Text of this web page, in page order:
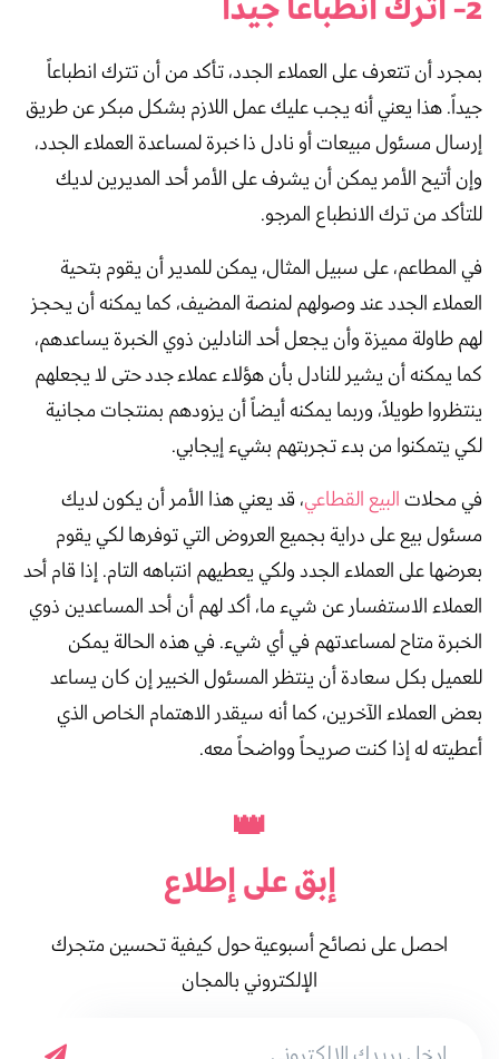
بمجرد أن تتعرف على العملاء الجدد، تأكد من أن تترك انطباعاً
جيداً. هذا يعني أنه يجب عليك عمل اللازم بشكل مبكر عن طريق
إرسال مسئول مبيعات أو نادل ذا خبرة لمساعدة العملاء الجدد،
وإن أتيح الأمر يمكن أن يشرف على الأمر أحد المديرين لديك
للتأكد من ترك الانطباع المرجو.
في المطاعم، على سبيل المثال، يمكن للمدير أن يقوم بتحية
العملاء الجدد عند وصولهم لمنصة المضيف، كما يمكنه أن يحجز
لهم طاولة مميزة وأن يجعل أحد النادلين ذوي الخبرة يساعدهم،
كما يمكنه أن يشير للنادل بأن هؤلاء عملاء جدد حتى لا يجعلهم
ينتظروا طويلاً، وربما يمكنه أيضاً أن يزودهم بمنتجات مجانية
لكي يتمكنوا من بدء تجربتهم بشيء إيجابي.
في محلاتالبيع القطاعي، قد يعني هذا الأمر أن يكون لديك
مسئول بيع على دراية بجميع العروض التي توفرها لكي يقوم
بعرضها على العملاء الجدد ولكي يعطيهم انتباهه التام. إذا قام أحد
العملاء الاستفسار عن شيء ما، أكد لهم أن أحد المساعدين ذوي
الخبرة متاح لمساعدتهم في أي شيء. في هذه الحالة يمكن
للعميل بكل سعادة أن ينتظر المسئول الخبير إن كان يساعد
بعض العملاء الآخرين، كما أنه سيقدر الاهتمام الخاص الذي
أعطيته له إذا كنت صريحاً وواضحاً معه.
👑
إبق علىإطلاع
احصل على نصائح أسبوعية حول كيفية تحسين متجرك
الإلكتروني بالمجان